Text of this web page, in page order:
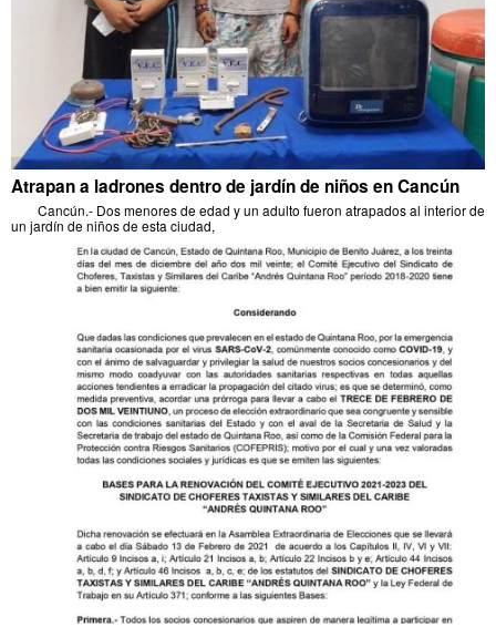
Atrapan a ladrones dentro de jardín de niños en Cancún
Cancún.- Dos menores de edad y un adulto fueron atrapados al interior de
un jardín de niños de esta ciudad,